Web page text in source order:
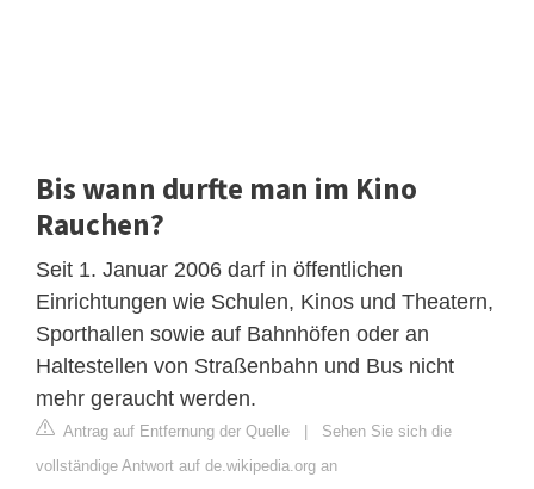
Bis wann durfte man im Kino
Rauchen?
Seit 1. Januar 2006 darf in öffentlichen
Einrichtungen wie Schulen, Kinos und Theatern,
Sporthallen sowie auf Bahnhöfen oder an
Haltestellen von Straßenbahn und Bus nicht
mehr geraucht werden.
Antrag auf Entfernung der Quelle
Sehen Sie sich die
vollständige Antwort auf de.wikipedia.org an